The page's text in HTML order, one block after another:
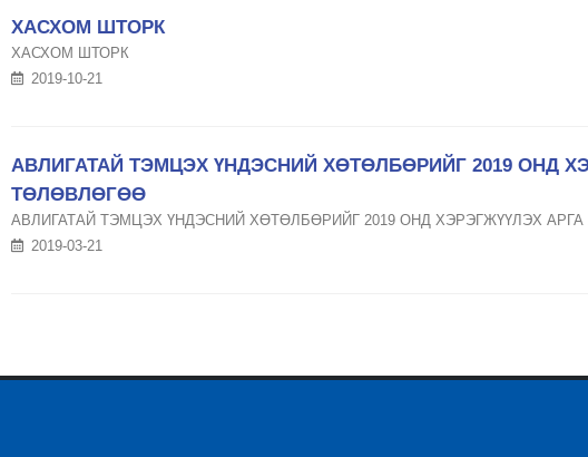
ХАСХОМ ШТОРК
ХАСХОМ ШТОРК
2019-10-21
АВЛИГАТАЙ ТЭМЦЭХ ҮНДЭСНИЙ ХӨТӨЛБӨРИЙГ 2019 ОНД
ТӨЛӨВЛӨГӨӨ
АВЛИГАТАЙ ТЭМЦЭХ ҮНДЭСНИЙ ХӨТӨЛБӨРИЙГ 2019 ОНД ХЭРЭГЖҮҮЛЭХ
2019-03-21